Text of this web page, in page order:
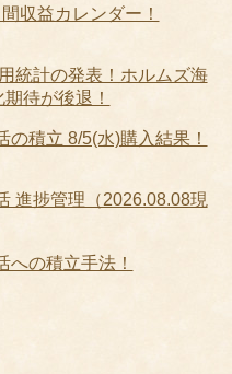
収益カレンダー！
統計の発表！ホルムズ海
待が後退！
の積立 8/5(水)購入結果！
進捗管理（2026.08.08現
への積立手法！